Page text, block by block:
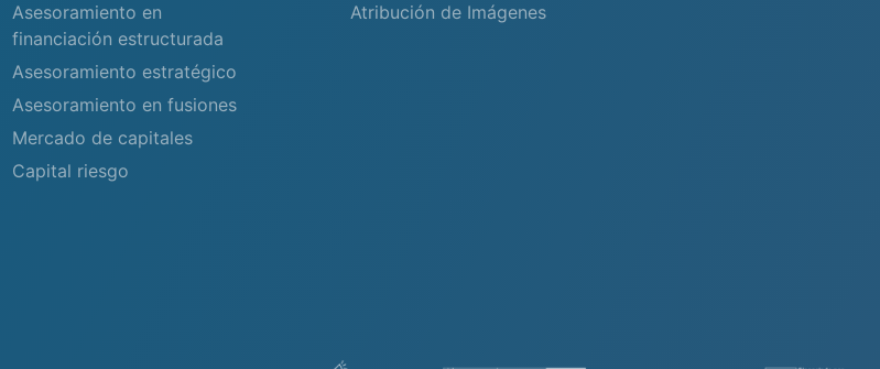
Asesoramiento en
financiación estructurada
Asesoramiento estratégico
Asesoramiento en fusiones
Mercado de capitales
Capital riesgo
Atribución de Imágenes